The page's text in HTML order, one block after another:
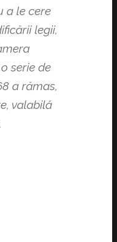
a le cere
legii,
serie de
a rămas,
valabilă